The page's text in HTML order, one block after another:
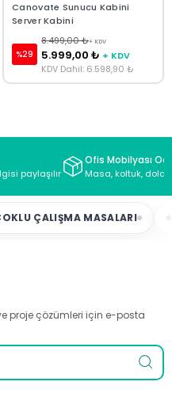
Canovate Sunucu Kabini
Server Kabini
%29
8.499,00 ₺+ KDV
5.999,00 ₺ + KDV
KDV Dahil: 6.598,90 ₺
paylaşılır
Ofis Mobilyası
Masa, koltuk,
ÇALIŞMA MASALARI
proje çözümleri için e-posta